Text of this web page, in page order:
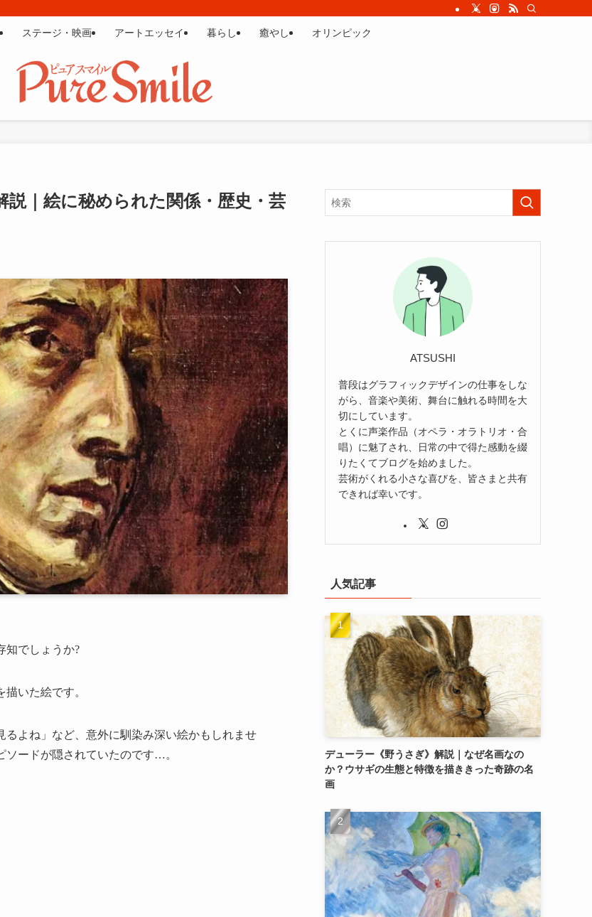
ステージ・映画 アートエッセイ 暮らし 癒やし オリンピック
説｜絵に秘められた関係・歴史・芸
知でしょうか?
いた絵です。
るよね」など、意外に馴染み深い絵かもしれませ
ソードが隠されていたのです…。
ATSUSHI
普段はグラフィックデザインの仕事をしな
がら、音楽や美術、舞台に触れる時間を大
切にしています。
とくに声楽作品（オペラ・オラトリオ・合
唱）に魅了され、日常の中で得た感動を綴
りたくてブログを始めました。
芸術がくれる小さな喜びを、皆さまと共有
できれば幸いです。
人気記事
デューラー《野うさぎ》解説｜なぜ名画なの
か？ウサギの生態と特徴を描ききった奇跡の名
画